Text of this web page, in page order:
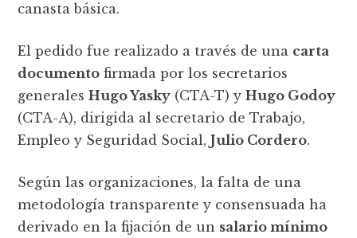
canasta básica.
El pedido fue realizado a través de una carta
documento firmada por los secretarios
generalesHugo Yasky (CTA-T) yHugo Godoy
(CTA-A), dirigida al secretario de Trabajo,
Empleo y Seguridad Social,Julio Cordero.
Según las organizaciones, la falta de una
metodología transparente y consensuada ha
derivado en la fijación de un salario mínimo